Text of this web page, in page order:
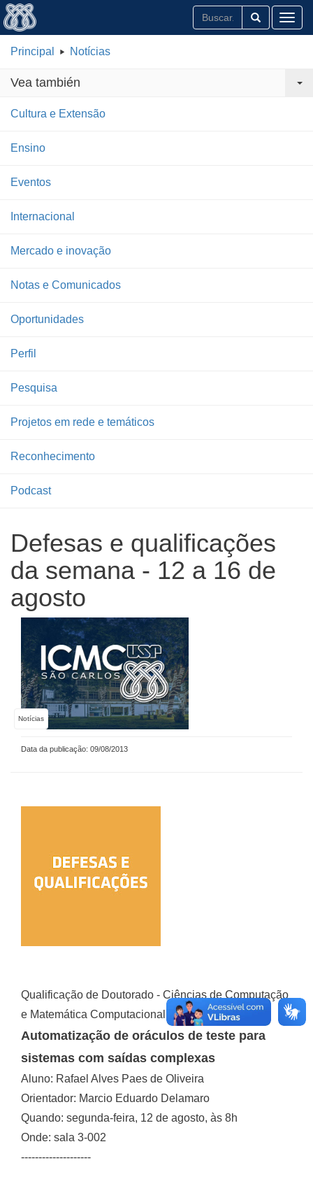
Principal Notícias
Vea también
Cultura e Extensão
Ensino
Eventos
Internacional
Mercado e inovação
Notas e Comunicados
Oportunidades
Perfil
Pesquisa
Projetos em rede e temáticos
Reconhecimento
Podcast
Defesas e qualificações
da semana - 12 a 16 de
agosto
Notícias
Data da publicação: 09/08/2013
Qualificação de Doutorado - Ciências de Computação
e Matemática Computacional
Automatização de oráculos de teste para
sistemas com saídas complexas
Aluno: Rafael Alves Paes de Oliveira
Orientador: Marcio Eduardo Delamaro
Quando: segunda-feira, 12 de agosto, às 8h
Onde: sala 3-002
--------------------